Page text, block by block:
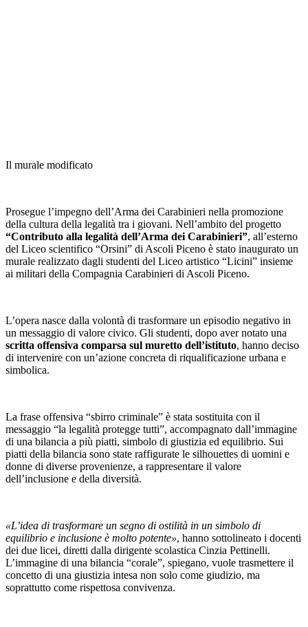
Il murale modificato
Prosegue l’impegno dell’Arma dei Carabinieri nella promozione
della cultura della legalità tra i giovani. Nell’ambito del progetto
“Contributo alla legalità dell’Arma dei Carabinieri”, all’esterno
del Liceo scientifico “Orsini” di Ascoli Piceno è stato inaugurato un
murale realizzato dagli studenti del Liceo artistico “Licini” insieme
ai militari della Compagnia Carabinieri di Ascoli Piceno.
L’opera nasce dalla volontà di trasformare un episodio negativo in
un messaggio di valore civico. Gli studenti, dopo aver notato una
scritta offensiva comparsa sul muretto dell’istituto, hanno deciso
di intervenire con un’azione concreta di riqualificazione urbana e
simbolica.
La frase offensiva “sbirro criminale” è stata sostituita con il
messaggio “la legalità protegge tutti”, accompagnato dall’immagine
di una bilancia a più piatti, simbolo di giustizia ed equilibrio. Sui
piatti della bilancia sono state raffigurate le silhouettes di uomini e
donne di diverse provenienze, a rappresentare il valore
dell’inclusione e della diversità.
«L’idea di trasformare un segno di ostilità in un simbolo di
equilibrio e inclusione è molto potente», hanno sottolineato i docenti
dei due licei, diretti dalla dirigente scolastica Cinzia Pettinelli.
L’immagine di una bilancia “corale”, spiegano, vuole trasmettere il
concetto di una giustizia intesa non solo come giudizio, ma
soprattutto come rispettosa convivenza.